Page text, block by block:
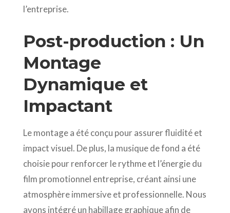
l’entreprise.
Post-production : Un
Montage
Dynamique et
Impactant
Le montage a été conçu pour assurer fluidité et
impact visuel. De plus, la musique de fond a été
choisie pour renforcer le rythme et l’énergie du
film promotionnel entreprise, créant ainsi une
atmosphère immersive et professionnelle. Nous
avons intégré un habillage graphique afin de